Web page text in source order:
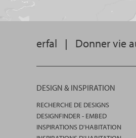
erfal | Donner vie
DESIGN & INSPIRATION
RECHERCHE DE DESIGNS
DESIGNFINDER - EMBED
INSPIRATIONS D'HABITATION